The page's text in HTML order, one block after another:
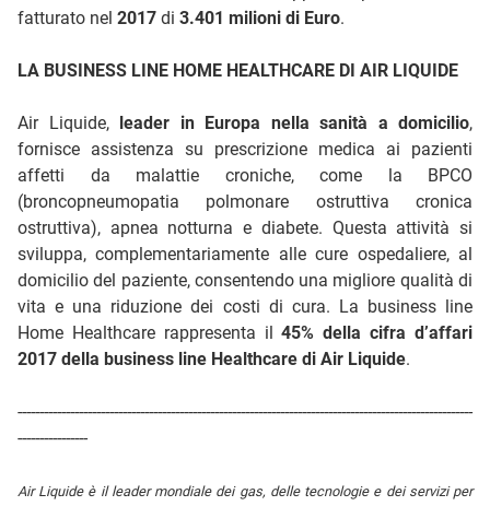
fatturato nel 2017 di 3.401 milioni di Euro.
LA BUSINESS LINE HOME HEALTHCARE DI AIR LIQUIDE
Air Liquide,leader in Europa nella sanità a domicilio,
fornisce assistenza su prescrizione medica ai pazienti
affetti da malattie croniche, come la BPCO
(broncopneumopatia polmonare ostruttiva cronica
ostruttiva), apnea notturna e diabete. Questa attività si
sviluppa, complementariamente alle cure ospedaliere, al
domicilio del paziente, consentendo una migliore qualità di
vita e una riduzione dei costi di cura. La business line
Home Healthcare rappresenta il45% della cifra d’affari
2017 della business line Healthcare di Air Liquide.
--------------------------------------------------------------------------------------------------------
----------------
Air Liquide è il leader mondiale dei gas, delle tecnologie e dei servizi per